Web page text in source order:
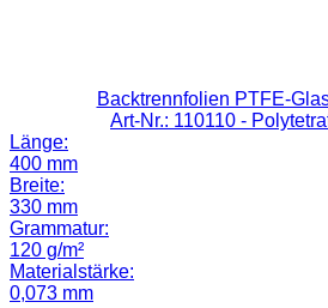
Backtrennfolien PTFE-
Art-Nr.: 110110 -
Länge:
400 mm
Breite:
330 mm
Grammatur:
120 g/m²
Materialstärke:
0,073 mm